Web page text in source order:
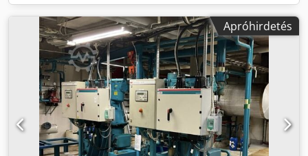
Apróhirdetés